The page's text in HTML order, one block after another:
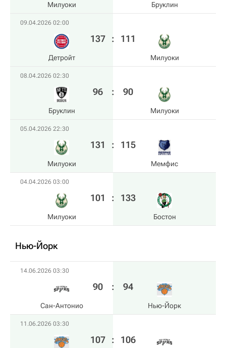
Милуоки Бруклин
09.04.2026 02:00
Детройт
137 : 111
Милуоки
08.04.2026 02:30
Бруклин
96 : 90
Милуоки
05.04.2026 22:30
Милуоки
131 : 115
Мемфис
04.04.2026 03:00
Милуоки
101 : 133
Бостон
Нью-Йорк
14.06.2026 03:30
Сан-Антонио
90 : 94
Нью-Йорк
11.06.2026 03:30
107 : 106